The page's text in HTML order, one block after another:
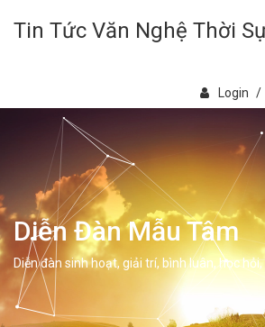
Tin Tức Văn Nghệ Thời
Login /
Diễn Đàn Mẫu Tâm
Diễn đàn sinh hoạt, giải trí, bình luân, học hỏi,